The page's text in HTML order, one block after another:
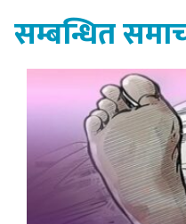
सम्बन्धित